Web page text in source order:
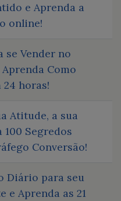
e Aprenda a
online!
se Vender no
Como
24 horas!
Atitude, a sua
100 Segredos
Conversão!
Diário para seu
e Aprenda as 21